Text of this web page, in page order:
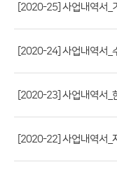
일,
록
일,
조
[2020-25] 사업내역서_
[2020-24] 사업내역서_
[2020-23] 사업내역서_
[2020-22] 사업내역서_